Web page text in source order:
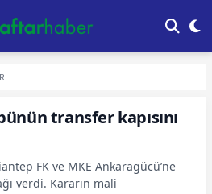
transfer kapısını
FK ve MKE Ankaragücü’ne
verdi. Kararın mali